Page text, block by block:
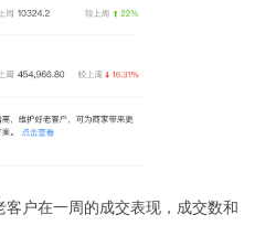
户在一周的成交表现，成交数和